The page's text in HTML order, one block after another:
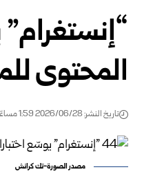
المحتوى
تاريخ النشر: 2026/06/28 1:59 مساءً
مصدر الصورة-تك كرانش